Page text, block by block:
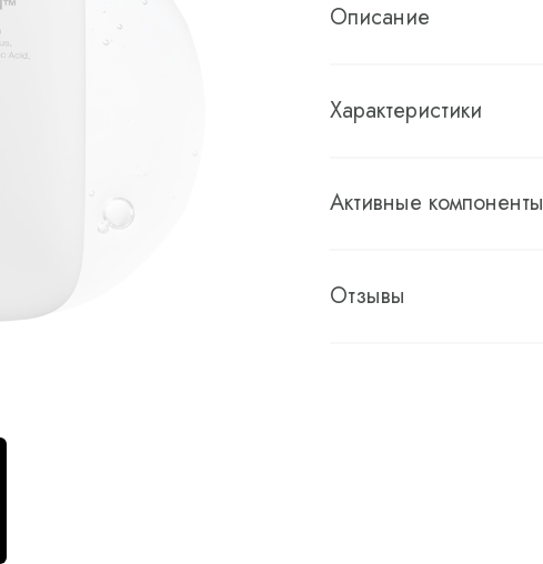
Описание
Характеристики
Активные компоненты
Отзывы